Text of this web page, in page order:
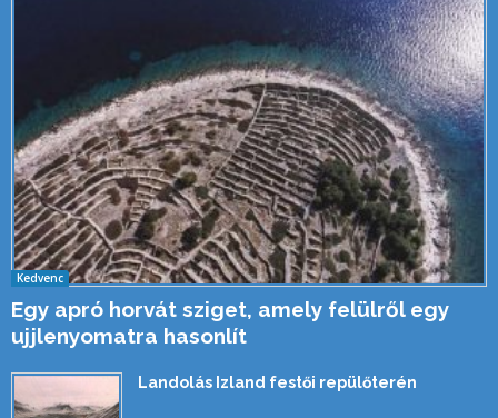
Kedvenc
Egy apró horvát sziget, amely felülről egy
ujjlenyomatra hasonlít
Landolás Izland festői repülőterén